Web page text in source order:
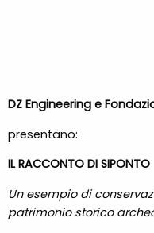
DZ Engineering e
presentano:
IL RACCONTO DI SIPONTO
Un esempio di
patrimonio storico